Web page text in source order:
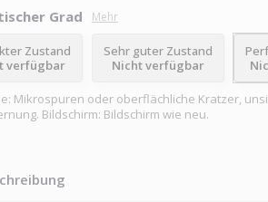
Grad Mehr
Zustand
verfügbar
Sehr guter Zustand
Nicht verfügbar
Mikrospuren oder oberflächliche Kratzer,
Bildschirm: Bildschirm wie neu.